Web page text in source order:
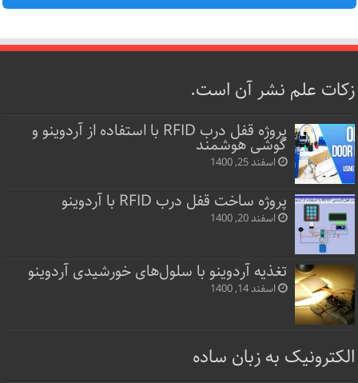
زکات علم نشر آن است.
پروژه قفل‌ درب RFID با استفاده از آردوینو و
گوشی هوشمند
اسفند 25, 1400
پروژه ساخت قفل‌ درب RFID با آردوینو
اسفند 20, 1400
تغذیه آردوینو با سلول‌های خورشیدی آردوینو
اسفند 14, 1400
الکترونیک به زبان ساده